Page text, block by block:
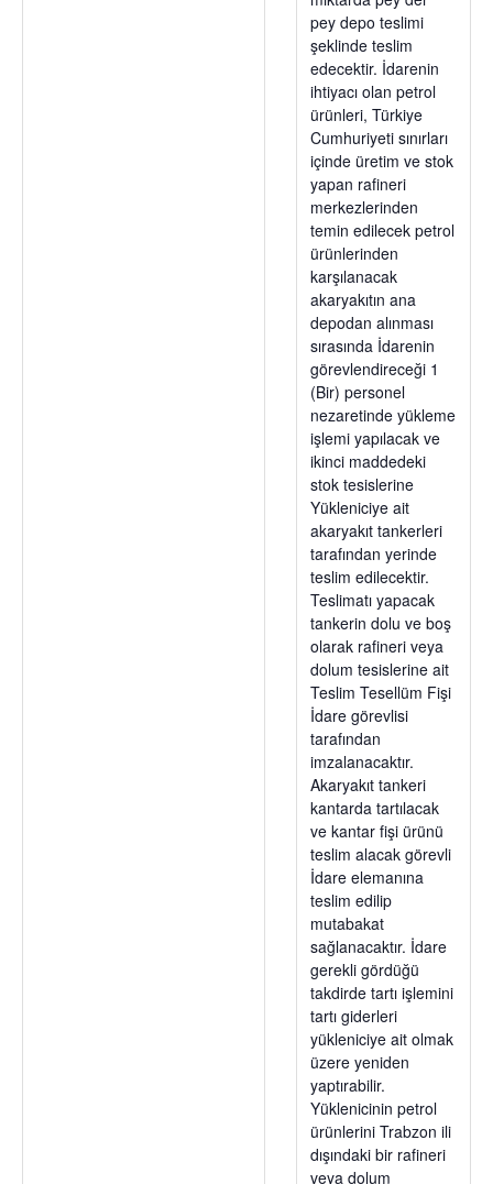
pey depo teslimi
şeklinde teslim
edecektir. İdarenin
ihtiyacı olan petrol
ürünleri, Türkiye
Cumhuriyeti sınırları
içinde üretim ve stok
yapan rafineri
merkezlerinden
temin edilecek petrol
ürünlerinden
karşılanacak
akaryakıtın ana
depodan alınması
sırasında İdarenin
görevlendireceği 1
(Bir) personel
nezaretinde yükleme
işlemi yapılacak ve
ikinci maddedeki
stok tesislerine
Yükleniciye ait
akaryakıt tankerleri
tarafından yerinde
teslim edilecektir.
Teslimatı yapacak
tankerin dolu ve boş
olarak rafineri veya
dolum tesislerine ait
Teslim Tesellüm Fişi
İdare görevlisi
tarafından
imzalanacaktır.
Akaryakıt tankeri
kantarda tartılacak
ve kantar fişi ürünü
teslim alacak görevli
İdare elemanına
teslim edilip
mutabakat
sağlanacaktır. İdare
gerekli gördüğü
takdirde tartı işlemini
tartı giderleri
yükleniciye ait olmak
üzere yeniden
yaptırabilir.
Yüklenicinin petrol
ürünlerini Trabzon ili
dışındaki bir rafineri
veya dolum